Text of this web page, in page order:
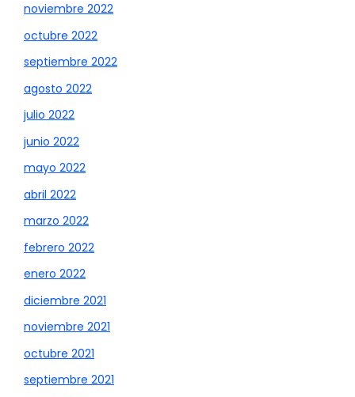
noviembre 2022
octubre 2022
septiembre 2022
agosto 2022
julio 2022
junio 2022
mayo 2022
abril 2022
marzo 2022
febrero 2022
enero 2022
diciembre 2021
noviembre 2021
octubre 2021
septiembre 2021